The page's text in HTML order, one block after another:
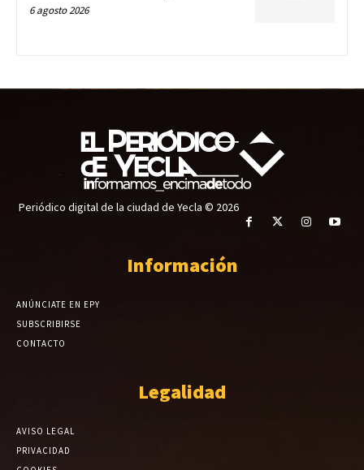
6 agosto 2026
Periódico digital de la ciudad de Yecla © 2026
Información
ANÚNCIATE EN EPY
SUBSCRIBIRSE
CONTACTO
Legalidad
AVISO LEGAL
PRIVACIDAD